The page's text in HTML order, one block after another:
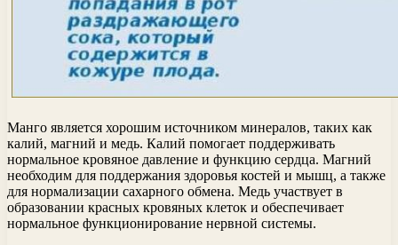
Манго является хорошим источником минералов, таких как
калий, магний и медь. Калий помогает поддерживать
нормальное кровяное давление и функцию сердца. Магний
необходим для поддержания здоровья костей и мышц, а также
для нормализации сахарного обмена. Медь участвует в
образовании красных кровяных клеток и обеспечивает
нормальное функционирование нервной системы.